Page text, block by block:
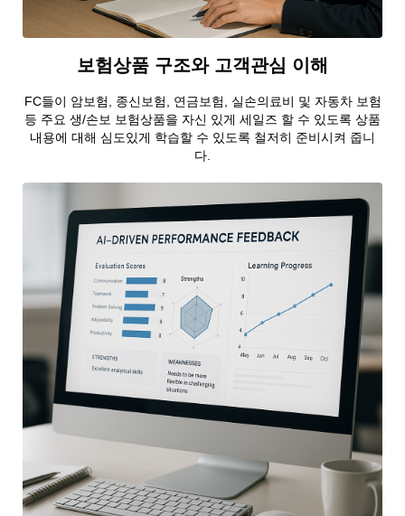
보험상품 구조와 고객관심 이해
FC들이 암보험, 종신보험, 연금보험, 실손의료비 및 자동차 보험
등 주요 생/손보 보험상품을 자신 있게 세일즈 할 수 있도록 상품
내용에 대해 심도있게 학습할 수 있도록 철저히 준비시켜 줍니
다.